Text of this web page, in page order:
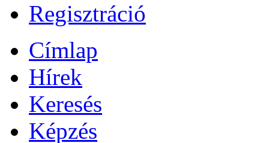
Regisztráció
Címlap
Hírek
Keresés
Képzés